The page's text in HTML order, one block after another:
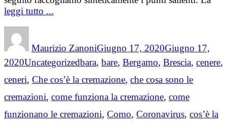
leggi tutto ...
Maurizio Zanoni
on
Giugno 17, 2020Giugno 17,
2020Categories
UncategorizedTags
bara, bare, Bergamo, Brescia, cenere,
ceneri, Che cos’è la cremazione, che cosa sono le
cremazioni, come funziona la cremazione, come
funzionano le cremazioni, Como, Coronavirus, cos’è la